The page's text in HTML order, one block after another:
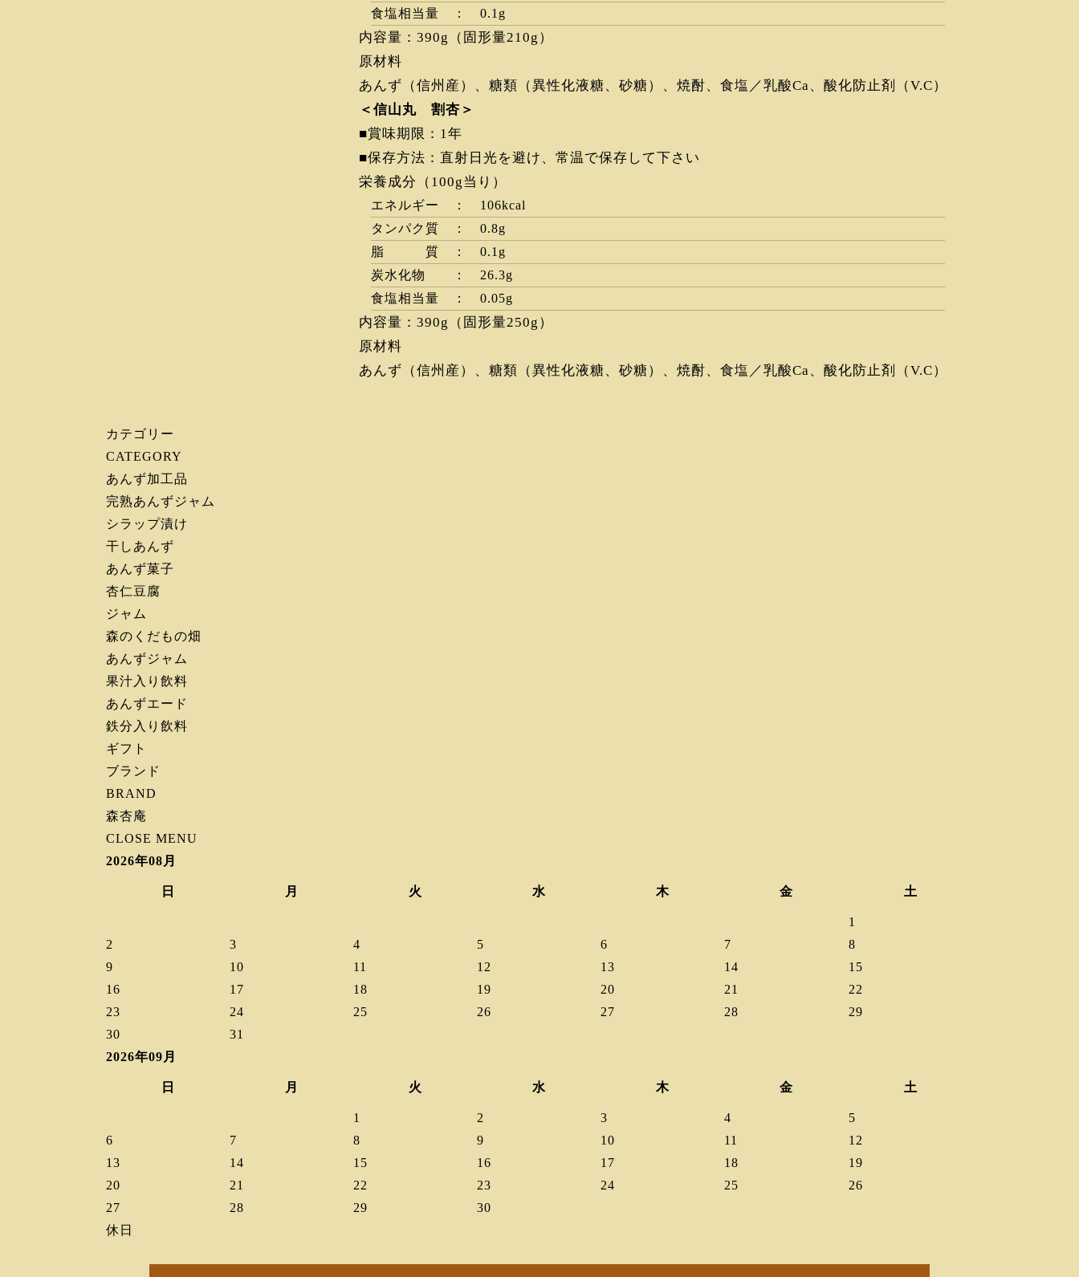
食塩相当量 ： 0.1g
内容量：390g（固形量210g）
原材料
あんず（信州産）、糖類（異性化液糖、砂糖）、焼酎、食塩／乳酸Ca、酸化防止剤（V.C）
＜信山丸 割杏＞
■賞味期限：1年
■保存方法：直射日光を避け、常温で保存して下さい
栄養成分（100g当り）
エネルギー ： 106kcal
タンパク質 ： 0.8g
脂 質 ： 0.1g
炭水化物 ： 26.3g
食塩相当量 ： 0.05g
内容量：390g（固形量250g）
原材料
あんず（信州産）、糖類（異性化液糖、砂糖）、焼酎、食塩／乳酸Ca、酸化防止剤（V.C）
カテゴリー
CATEGORY
あんず加工品
完熟あんずジャム
シラップ漬け
干しあんず
あんず菓子
杏仁豆腐
ジャム
森のくだもの畑
あんずジャム
果汁入り飲料
あんずエード
鉄分入り飲料
ギフト
ブランド
BRAND
森杏庵
CLOSE MENU
2026年08月
日 月 火 水 木 金 土
1
2
3 4 5 6 7
8
9
10 11 12 13 14
15
16
17 18 19 20 21
22
23
24 25 26 27 28
29
30
31
2026年09月
日 月 火 水 木 金 土
1 2 3 4
5
6
7 8 9 10 11
12
13
14 15 16 17 18
19
20
21 22 23 24 25
26
27
28 29
30
休日